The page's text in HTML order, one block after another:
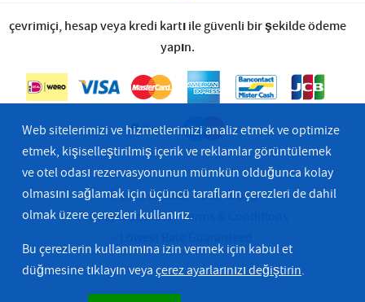
çevrimiçi, hesap veya kredi kartı ile güvenli bir şekilde ödeme
yapın.
© 2026 Bastion Hotel Group
Privacy & Cookies Terms & Conditions
Web sitelerimizi ve hizmetlerimizi analiz etmek ve optimize
etmek, kişiselleştirilmiş içerik ve reklamlar görüntülemek
ve otel odası rezervasyonunun mümkün olduğunca kolay
olmasını sağlamak için üçüncü tarafların çerezleri de dahil
olmak üzere çerezleri kullanırız.
Bu çerezlerin kullanımına izin vermek için kabul et
düğmesine tıklayın veyaçerez ayarlarınızı değiştirin.